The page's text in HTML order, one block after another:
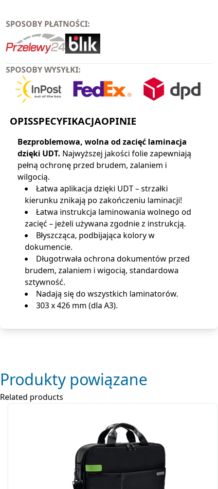
SPOSOBY PŁATNOŚCI:
SPOSOBY WYSYŁKI:
OPISSPECYFIKACJAOPINIE
Bezproblemowa, wolna od zacięć laminacja
dzięki UDT. Najwyższej jakości folie zapewniają
pełną ochronę przed brudem, zalaniem i
wilgocią.
Łatwa aplikacja dzięki UDT – strzałki
kierunku znikają po zakończeniu laminacji!
Łatwa instrukcja laminowania wolnego od
zacięć – jeżeli używana zgodnie z instrukcją.
Błyszcząca, podbijająca kolory w
dokumencie.
Długotrwała ochrona dokumentów przed
brudem, zalaniem i wigocią, standardowa
sztywność.
Nadają się do wszystkich laminatorów.
303 x 426 mm (dla A3).
Produkty powiązane
Related products